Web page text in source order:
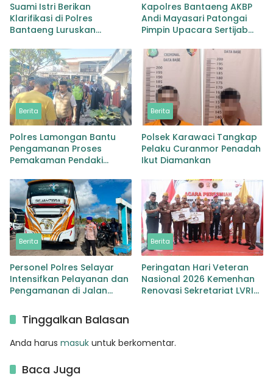
Suami Istri Berikan
Klarifikasi di Polres
Bantaeng Luruskan
Sempat Beredar
Kapolres Bantaeng AKBP
Andi Mayasari Patongai
Pimpin Upacara Sertijab
Tompobulu
Berita
Polres Lamongan Bantu
Pengamanan Proses
Pemakaman Pendaki
Bondowoso di Babat
Berita
Polsek Karawaci Tangkap
Pelaku Curanmor Penadah
Ikut Diamankan
Berita
Personel Polres Selayar
Intensifkan Pelayanan dan
Pengamanan di Jalan
Masyarakat hingga
Pelabuhan
Berita
Peringatan Hari Veteran
Nasional 2026 Kemenhan
Renovasi Sekretariat LVRI
Tinggalkan Balasan
Anda harus masuk untuk berkomentar.
Baca Juga